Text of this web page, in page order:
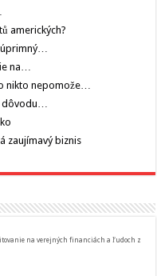
amerických?
na…
nikto nepomože…
dôvodu…
zaujímavý biznis
na verejných financiách a ľudoch z